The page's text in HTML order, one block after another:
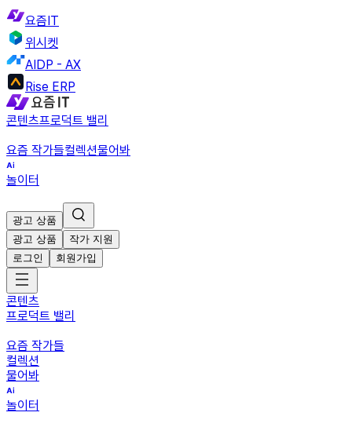
요즘IT
위시켓
AIDP - AX
Rise ERP
콘텐츠프로덕트 밸리
요즘 작가들컬렉션물어봐
놀이터
광고 상품
광고 상품
작가 지원
로그인
회원가입
콘텐츠
프로덕트 밸리
요즘 작가들
컬렉션
물어봐
놀이터